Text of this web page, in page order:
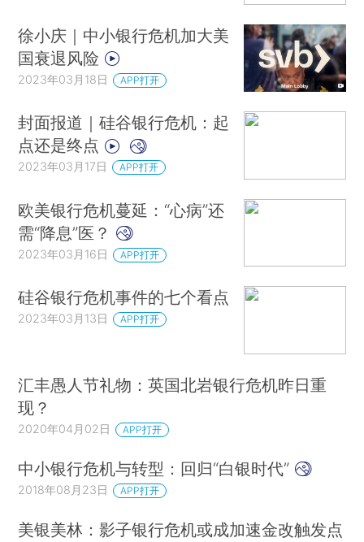
徐小庆｜中小银行危机加大美
国衰退风险
2023年03月18日 APP打开
封面报道｜硅谷银行危机：起
点还是终点
2023年03月17日 APP打开
欧美银行危机蔓延：“心病”还
需“降息”医？
2023年03月16日 APP打开
硅谷银行危机事件的七个看点
2023年03月13日 APP打开
汇丰愚人节礼物：英国北岩银行危机昨日重
现？
2020年04月02日 APP打开
中小银行危机与转型：回归“白银时代”
2018年08月23日 APP打开
美银美林：影子银行危机或成加速金改触发点